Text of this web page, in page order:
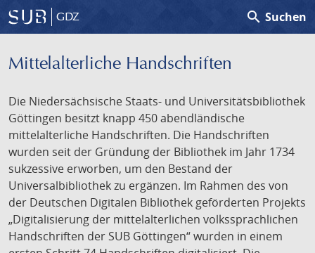
GDZ search Suchen
Mittelalterliche Handschriften
Die Niedersächsische Staats- und Universitätsbibliothek
Göttingen besitzt knapp 450 abendländische
mittelalterliche Handschriften. Die Handschriften
wurden seit der Gründung der Bibliothek im Jahr 1734
sukzessive erworben, um den Bestand der
Universalbibliothek zu ergänzen. Im Rahmen des von
der Deutschen Digitalen Bibliothek geförderten Projekts
„Digitalisierung der mittelalterlichen volkssprachlichen
Handschriften der SUB Göttingen“ wurden in einem